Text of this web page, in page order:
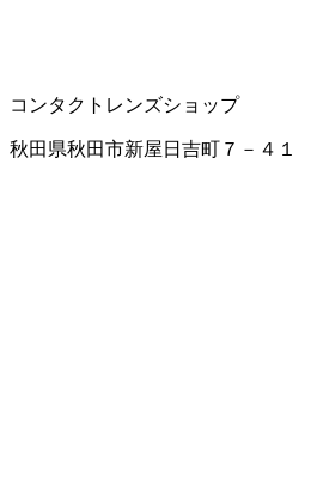
コンタクトレンズショップ
秋田県秋田市新屋日吉町７－４１